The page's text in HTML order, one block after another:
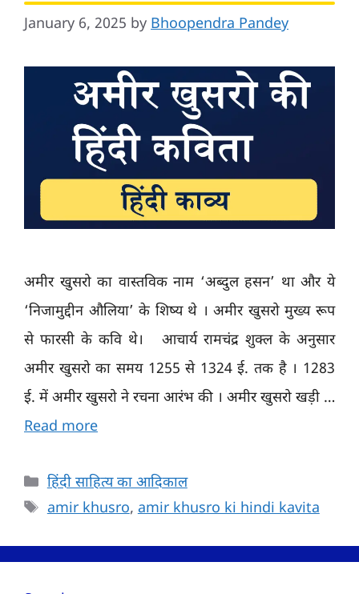
January 6, 2025 by Bhoopendra Pandey
अमीर खुसरो का वास्तविक नाम ‘अब्दुल हसन’ था और ये
‘निजामुद्दीन औलिया’ के शिष्य थे । अमीर खुसरो मुख्य रूप
से फारसी के कवि थे। आचार्य रामचंद्र शुक्ल के अनुसार
अमीर खुसरो का समय 1255 से 1324 ई. तक है । 1283
ई. में अमीर खुसरो ने रचना आरंभ की । अमीर खुसरो खड़ी …
Read more
Categories
हिंदी साहित्य का आदिकाल
Tags
amir khusro,amir khusro ki hindi kavita